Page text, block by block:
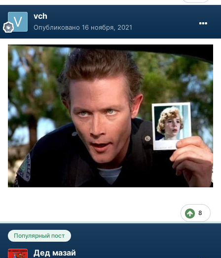
vch
Опубликовано 16 ноября, 2021
8
Популярный пост
Дед мазай